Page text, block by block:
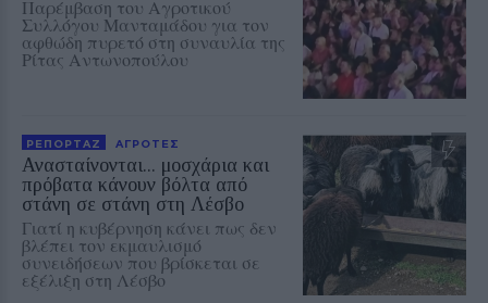
Παρέμβαση του Αγροτικού
Συλλόγου Μανταμάδου για τον
αφθώδη πυρετό στη συναυλία της
Ρίτας Αντωνοπούλου
ΡΕΠΟΡΤΑΖ ΑΓΡΟΤΕΣ
Ανασταίνονται... μοσχάρια και
πρόβατα κάνουν βόλτα από
στάνη σε στάνη στη Λέσβο
Γιατί η κυβέρνηση κάνει πως δεν
βλέπει τον εκμαυλισμό
συνειδήσεων που βρίσκεται σε
εξέλιξη στη Λέσβο